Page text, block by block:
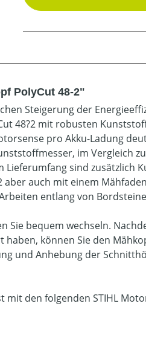
PolyCut 48-2"
Steigerung der
48?2 mit robusten
pro Akku-Ladung
im Vergleich
sind zusätzlich
aber auch mit einem
entlang von
Sie bequem wechseln.
können Sie den
und Anhebung der
mit den folgenden STIHL